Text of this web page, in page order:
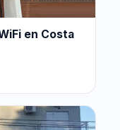
en Costa